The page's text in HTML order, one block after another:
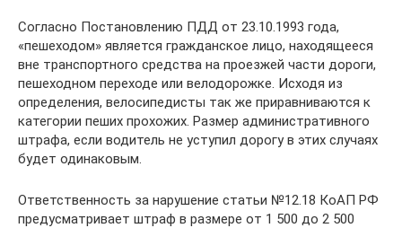
Согласно Постановлению ПДД от 23.10.1993 года,
«пешеходом» является гражданское лицо, находящееся
вне транспортного средства на проезжей части дороги,
пешеходном переходе или велодорожке. Исходя из
определения, велосипедисты так же приравниваются к
категории пеших прохожих. Размер административного
штрафа, если водитель не уступил дорогу в этих случаях
будет одинаковым.
Ответственность за нарушение статьи №12.18 КоАП РФ
предусматривает штраф в размере от 1 500 до 2 500